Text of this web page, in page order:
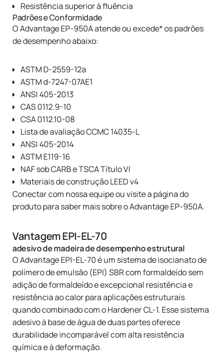
Resistência superior à fluência
Padrões e Conformidade
O Advantage EP-950A atende ou excede* os padrões
de desempenho abaixo:
ASTM D-2559-12a
ASTM d-7247-07AE1
ANSI 405-2013
CAS 0112.9-10
CSA 0112.10-08
Lista de avaliação CCMC 14035-L
ANSI 405-2014
ASTM E119-16
NAF sob CARB e TSCA Título VI
Materiais de construção LEED v4
Conectarcom nossa equipe ouvisite a página do
produto para saber mais sobre o Advantage EP-950A.
Vantagem EPI-EL-70
adesivo de madeira de desempenho estrutural
O Advantage EPI-EL-70 é um sistema de isocianato de
polímero de emulsão (EPI) SBR com formaldeído sem
adição de formaldeído e excepcional resistência e
resistência ao calor para aplicações estruturais
quando combinado com o Hardener CL-1. Esse sistema
adesivo à base de água de duas partes oferece
durabilidade incomparável com alta resistência
química e à deformação.